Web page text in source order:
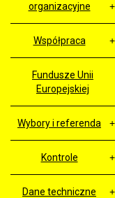
organizacyjne
Współpraca
Fundusze Unii
Europejskiej
Wybory i referenda
Kontrole
Dane techniczne